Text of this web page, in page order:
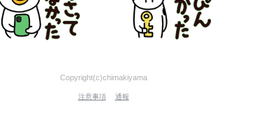
Copyright(c)chimakiyama
注意事項 通報